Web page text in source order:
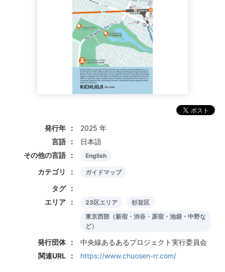
発行年
2025 年
言語
日本語
その他の言語
English
カテゴリ ガイドマップ
タグ
エリア
23区エリア
杉並区
東京西部（新宿・渋谷・原宿・池袋・中野な
ど）
発行団体
中央線あるあるプロジェクト実行委員会
関連URL
https://www.chuosen-rr.com/